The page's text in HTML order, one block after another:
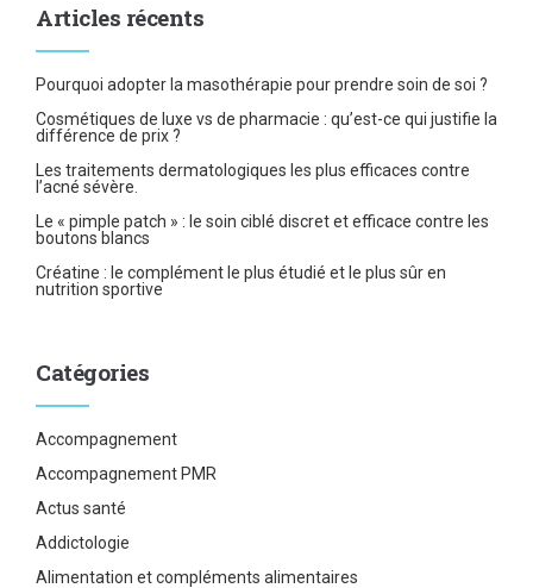
Articles récents
Pourquoi adopter la masothérapie pour prendre soin de soi ?
Cosmétiques de luxe vs de pharmacie : qu’est-ce qui justifie la
différence de prix ?
Les traitements dermatologiques les plus efficaces contre
l’acné sévère.
Le « pimple patch » : le soin ciblé discret et efficace contre les
boutons blancs
Créatine : le complément le plus étudié et le plus sûr en
nutrition sportive
Catégories
Accompagnement
Accompagnement PMR
Actus santé
Addictologie
Alimentation et compléments alimentaires